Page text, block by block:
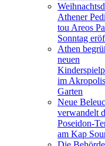
Athener
tou Areos
Sonntag
Athen
neuen
im
Garten
Neue
verwandelt
Poseidon-
am Kap